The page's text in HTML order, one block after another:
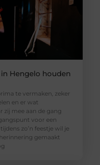
Hengelo houden
te vermaken, zeker
en er wat
zij mee aan de gang
voor een
zo’n feestje wil je
gemaakt